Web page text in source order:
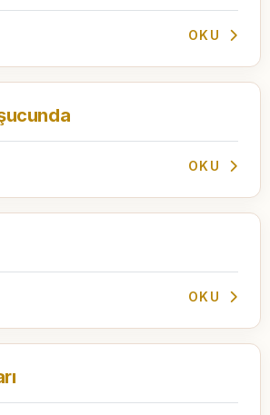
OKU
OKU
OKU